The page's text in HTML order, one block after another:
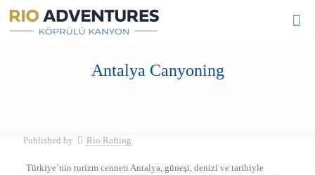
Antalya Canyoning
Published by Rio Rafting
Türkiye’nin turizm cenneti Antalya, güneşi, denizi ve tarihiyle